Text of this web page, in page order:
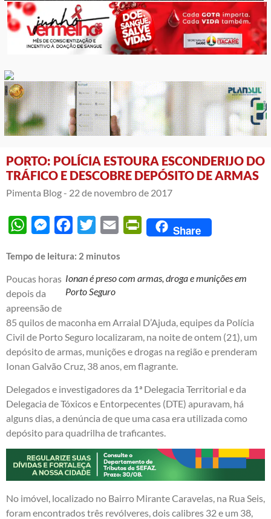
PORTO: POLÍCIA ESTOURA ESCONDERIJO DO
TRÁFICO E DESCOBRE DEPÓSITO DE ARMAS
Pimenta Blog - 22 de novembro de 2017
WhatsAppMessengerFacebook
Twitter Email PrintFriendly
Share
Tempo de leitura: 2 minutos
Ionan é preso com armas, droga e munições em
Porto Seguro
Poucas horas
depois da
apreensão de
85 quilos de maconha em Arraial D’Ajuda, equipes da Polícia
Civil de Porto Seguro localizaram, na noite de ontem (21), um
depósito de armas, munições e drogas na região e prenderam
Ionan Galvão Cruz, 38 anos, em flagrante.
Delegados e investigadores da 1ª Delegacia Territorial e da
Delegacia de Tóxicos e Entorpecentes (DTE) apuravam, há
alguns dias, a denúncia de que uma casa era utilizada como
depósito para quadrilha de traficantes.
No imóvel, localizado no Bairro Mirante Caravelas, na Rua Seis,
foram encontrados três revólveres, dois calibres 32 e um 38,